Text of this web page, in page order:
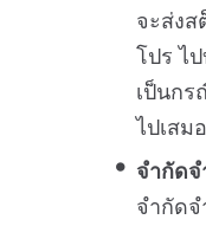
จะส่งส
โปร ไ
เป็นก
ไปเสม
จำกัด
จำกัด